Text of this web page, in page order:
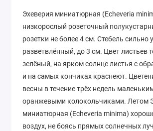
Эхеверия миниатюрная (Echeveria
низкорослый розеточный
розетки не более 4 см. Стебель сильно
разветвлённый, до 3 см. Цвет листьев
зелёный, на ярком солнце листья с
и на самых кончиках краснеют.
весны в течение трёх недель
оранжевыми колокольчиками. Летом
миниатюрная (Echeveria minima)
воздух, не боясь прямых солнечных